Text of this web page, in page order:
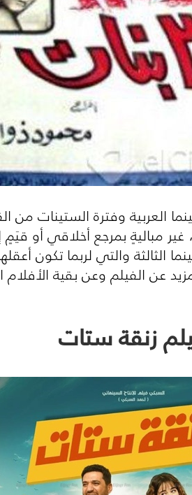
بمرجع أخلاقي أو قيَمٍ
الثالثة والتي لربما تكون
زنقة ستات